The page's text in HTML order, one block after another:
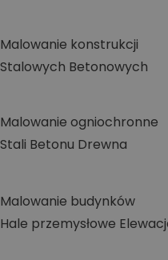
Malowanie konstrukcji
Stalowych Betonowych
Malowanie ogniochronne
Stali Betonu Drewna
Malowanie budynków
Hale przemysłowe